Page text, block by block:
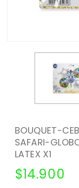
BOUQUET-
SAFARI-
LATEX X1
$14.900